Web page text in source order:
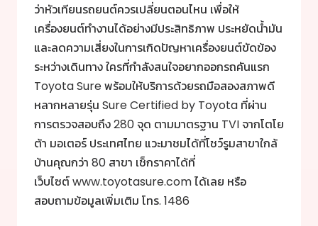
ว่าหัวเทียนรถยนต์ควรเปลี่ยนตอนไหน เพื่อให้
เครื่องยนต์ทำงานได้อย่างมีประสิทธิภาพ ประหยัดน้ำมัน
และลดความเสี่ยงในการเกิดปัญหาเครื่องยนต์ขัดข้อง
ระหว่างเดินทาง ใครที่กำลังสนใจอยากออกรถคันแรก
Toyota Sure พร้อมให้บริการด้วยรถมือสองสภาพดี
หลากหลายรุ่น Sure Certified by Toyota ที่ผ่าน
การตรวจสอบถึง 280 จุด ตามมาตรฐาน TVI จากโตโย
ต้า มอเตอร์ ประเทศไทย แวะมาชมได้ที่โชว์รูมสาขาใกล้
บ้านคุณกว่า 80 สาขา เช็กราคาได้ที่
เว็บไซต์www.toyotasure.comได้เลย หรือ
สอบถามข้อมูลเพิ่มเติม โทร. 1486